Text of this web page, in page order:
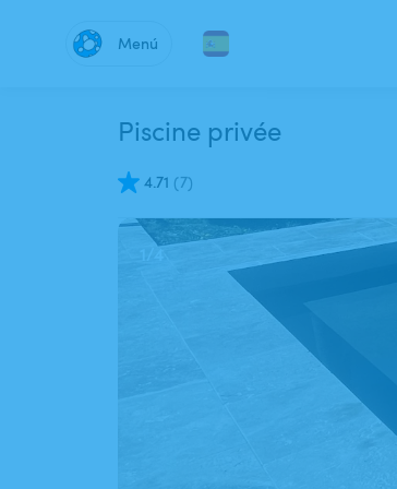
Menú
Piscine privée
4.71 (7)
4